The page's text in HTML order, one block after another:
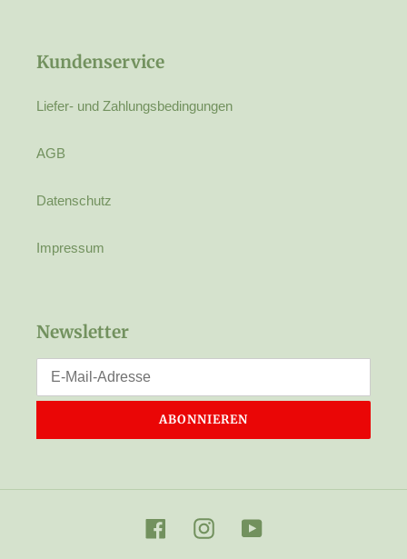
Kundenservice
Liefer- und Zahlungsbedingungen
AGB
Datenschutz
Impressum
Newsletter
ABONNIEREN
FacebookInstagramYouTube